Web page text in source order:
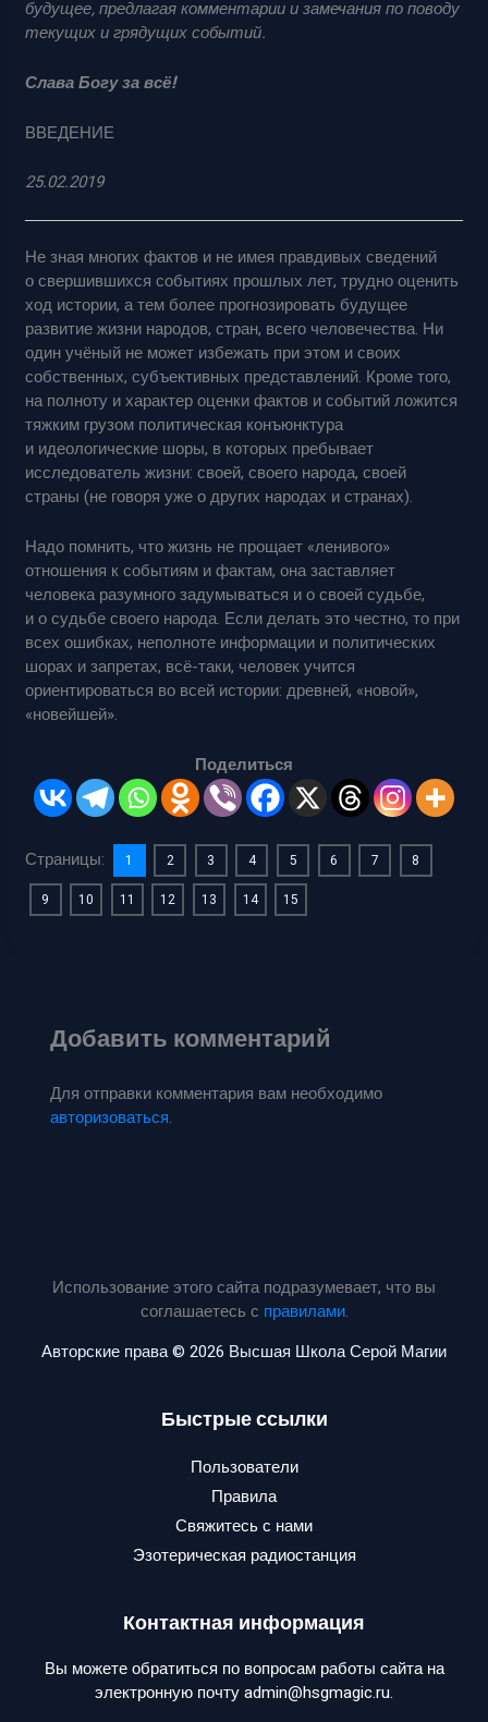
будущее, предлагая комментарии и замечания по поводу
текущих и грядущих событий.
Слава Богу за всё!
ВВЕДЕНИЕ
25.02.2019
Не зная многих фактов и не имея правдивых сведений
о свершившихся событиях прошлых лет, трудно оценить
ход истории, а тем более прогнозировать будущее
развитие жизни народов, стран, всего человечества. Ни
один учёный не может избежать при этом и своих
собственных, субъективных представлений. Кроме того,
на полноту и характер оценки фактов и событий ложится
тяжким грузом политическая конъюнктура
и идеологические шоры, в которых пребывает
исследователь жизни: своей, своего народа, своей
страны (не говоря уже о других народах и странах).
Надо помнить, что жизнь не прощает «ленивого»
отношения к событиям и фактам, она заставляет
человека разумного задумываться и о своей судьбе,
и о судьбе своего народа. Если делать это честно, то при
всех ошибках, неполноте информации и политических
шорах и запретах, всё-таки, человек учится
ориентироваться во всей истории: древней, «новой»,
«новейшей».
Поделиться
Страницы: 1 2 3 4 5 6 7
8
9
10 11 12 13 14 15
Добавить комментарий
Для отправки комментария вам необходимо
авторизоваться.
Использование этого сайта подразумевает, что вы
соглашаетесь с правилами.
Авторские права © 2026 Высшая Школа Серой Магии
Быстрые ссылки
Пользователи
Правила
Свяжитесь с нами
Эзотерическая радиостанция
Контактная информация
Вы можете обратиться по вопросам работы сайта на
электронную почту admin@hsgmagic.ru.